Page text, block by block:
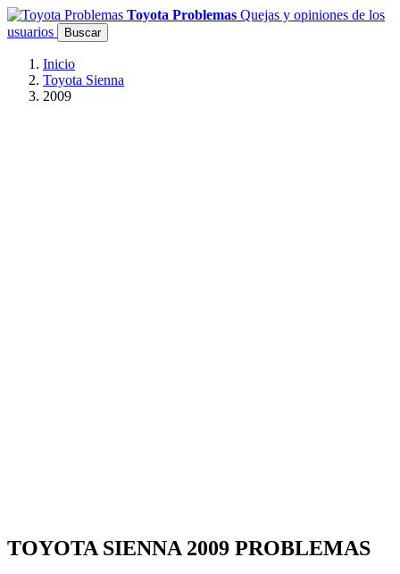
Toyota Problemas Quejas y opiniones de los
usuarios
Buscar
Inicio
Toyota Sienna
2009
TOYOTA SIENNA 2009 PROBLEMAS